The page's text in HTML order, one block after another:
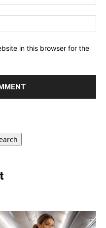
in this browser for the